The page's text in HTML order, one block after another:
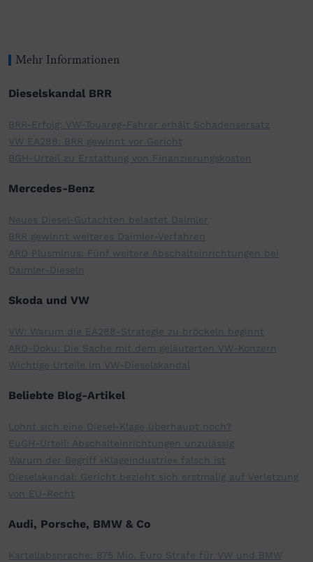
Mehr Informationen
Dieselskandal BRR
BRR-Erfolg: VW-Touareg-Fahrer erhält Schadensersatz
VW EA288: BRR gewinnt vor Gericht
BGH-Urteil zu Erstattung von Finanzierungskosten
Mercedes-Benz
Neues Diesel-Gutachten belastet Daimler
BRR gewinnt weiteres Daimler-Verfahren
ARD Plusminus: Fünf weitere Abschalteinrichtungen bei
Daimler-Dieseln
Skoda und VW
VW: Warum die EA288-Strategie zu bröckeln beginnt
ARD-Doku: Die Sache mit dem geläuterten VW-Konzern
Wichtige Urteile im VW-Dieselskandal
Beliebte Blog-Artikel
Lohnt sich eine Diesel-Klage überhaupt noch?
EuGH-Urteil: Abschalteinrichtungen unzulässig
Warum der Begriff »Klageindustrie« falsch ist
Dieselskandal: Gericht bezieht sich erstmalig auf Verletzung
von EU-Recht
Audi, Porsche, BMW & Co
Kartellabsprache: 875 Mio. Euro Strafe für VW und BMW